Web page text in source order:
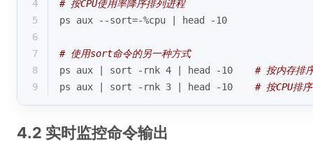
4
# 按CPU使用率降序排列进程
5
ps aux --sort=-%cpu | head -10
6
7
# 使用sort命令的另一种方式
8
ps aux | sort -rnk 4 | head -10 # 按内存排
9
ps aux | sort -rnk 3 | head -10 # 按CPU排序
4.2 实时监控命令输出